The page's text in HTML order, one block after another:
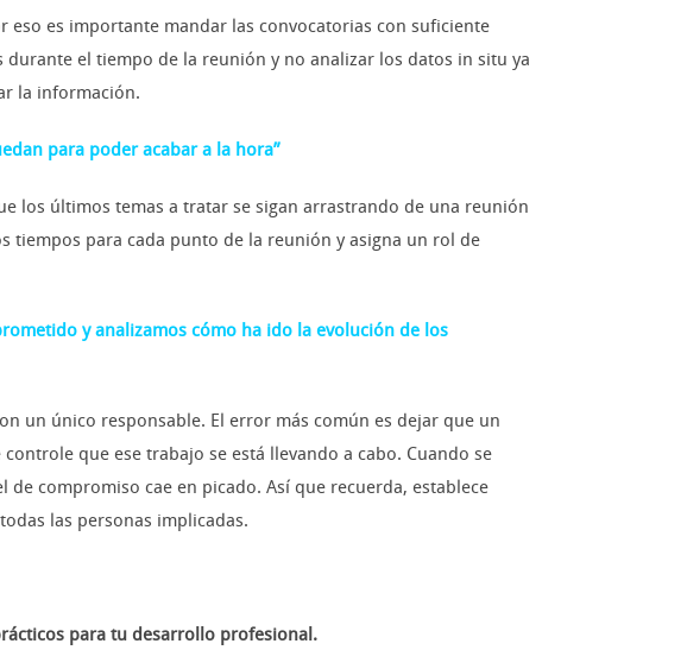
es importante mandar las convocatorias con suficiente
el tiempo de la reunión y no analizar los datos in situ ya
la información.
para poder acabar a la hora”
los últimos temas a tratar se sigan arrastrando de una reunión
tiempos para cada punto de la reunión y asigna un rol de
y analizamos cómo ha ido la evolución de los
un único responsable. El error más común es dejar que un
que ese trabajo se está llevando a cabo. Cuando se
compromiso cae en picado. Así que recuerda, establece
las personas implicadas.
para tu desarrollo profesional.